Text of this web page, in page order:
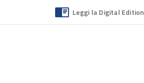
Leggi la Digital Edition